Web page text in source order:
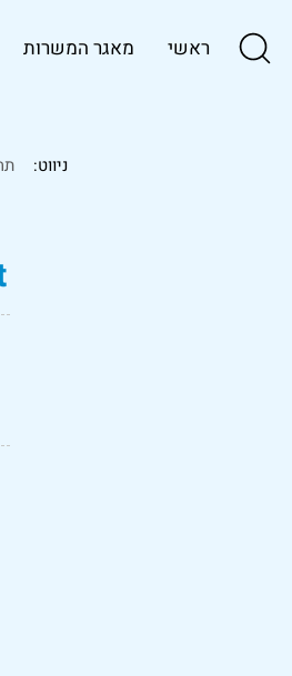
ראשי מאגר המשרות
ניווט: